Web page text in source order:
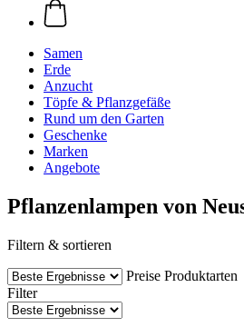
Samen
Erde
Anzucht
Töpfe & Pflanzgefäße
Rund um den Garten
Geschenke
Marken
Angebote
Pflanzenlampen von
Filtern & sortieren
Preise Produktarten
Filter